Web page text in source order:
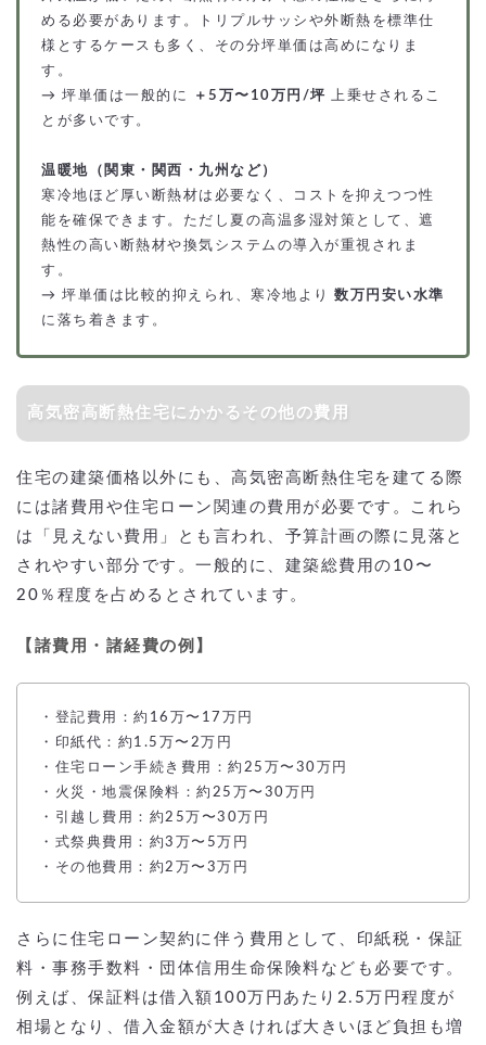
める必要があります。トリプルサッシや外断熱を標準仕
様とするケースも多く、その分坪単価は高めになりま
す。
→ 坪単価は一般的に
＋5万〜10万円/坪
上乗せされるこ
とが多いです。
温暖地（関東・関西・九州など）
寒冷地ほど厚い断熱材は必要なく、コストを抑えつつ性
能を確保できます。ただし夏の高温多湿対策として、遮
熱性の高い断熱材や換気システムの導入が重視されま
す。
→ 坪単価は比較的抑えられ、寒冷地より 数万円安い水準
に落ち着きます。
高気密高断熱住宅にかかるその他の費用
住宅の建築価格以外にも、高気密高断熱住宅を建てる際
には諸費用や住宅ローン関連の費用が必要です。これら
は「見えない費用」とも言われ、予算計画の際に見落と
されやすい部分です。一般的に、建築総費用の10〜
20％程度を占めるとされています。
【諸費用・諸経費の例】
・登記費用：約16万〜17万円
・印紙代：約1.5万〜2万円
・住宅ローン手続き費用：約25万〜30万円
・火災・地震保険料：約25万〜30万円
・引越し費用：約25万〜30万円
・式祭典費用：約3万〜5万円
・その他費用：約2万〜3万円
さらに住宅ローン契約に伴う費用として、印紙税・保証
料・事務手数料・団体信用生命保険料なども必要です。
例えば、保証料は借入額100万円あたり2.5万円程度が
相場となり、借入金額が大きければ大きいほど負担も増